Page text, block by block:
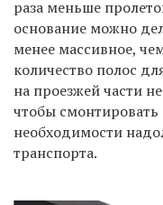
раза меньше
основание можно
менее массивное,
количество полос
на проезжей части
чтобы
необходимости
транспорта.